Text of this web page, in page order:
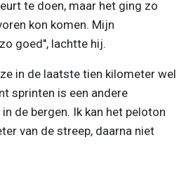
te doen, maar het ging zo
kon komen. Mijn
goed", lachtte hij.
in de laatste tien kilometer wel
sprinten is een andere
de bergen. Ik kan het peloton
van de streep, daarna niet